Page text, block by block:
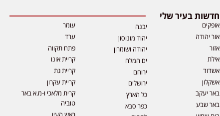
חדשות בעיר שלי
אופקים
אור יהודה
אזור
אילת
אשדוד
אשקלון
באר יעקב
באר שבע
יבנה
יהוד מונוסון
יהודה ושומרון
ים המלח
ירוחם
ירושלים
כל הארץ
כפר סבא
עומר
ערד
פתח תקווה
קריית אונו
קריית גת
קריית עקרון
קרית מלאכי ו-מ.א באר
טוביה